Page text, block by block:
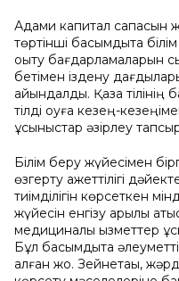
Адами капитал сапасын
төртінші басымдықта
оқыту бағдарламаларын
бетімен іздену
айқындалды. Қазақ
тілді оқуға кезең-
ұсыныстар әзірлеу
Білім беру жүйесімен
өзгерту қажеттілігі
тиімділігін көрсеткен
жүйесін енгізу арқылы
медициналық қызметтер
Бұл басымдықта
қалған жоқ. Зейнетақы,